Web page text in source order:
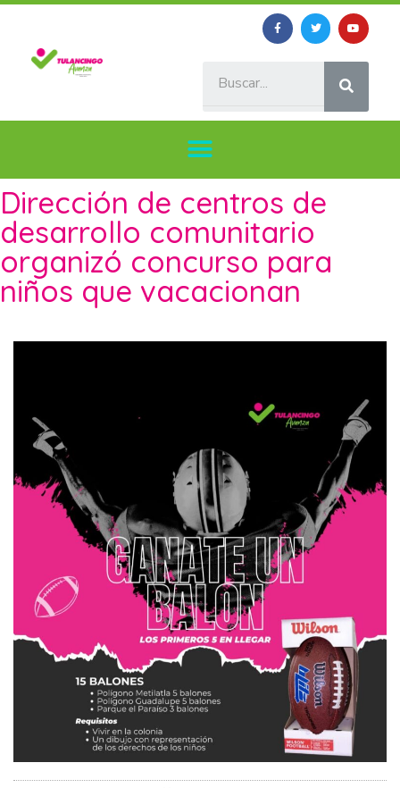
Dirección de centros de
desarrollo comunitario
organizó concurso para
niños que vacacionan